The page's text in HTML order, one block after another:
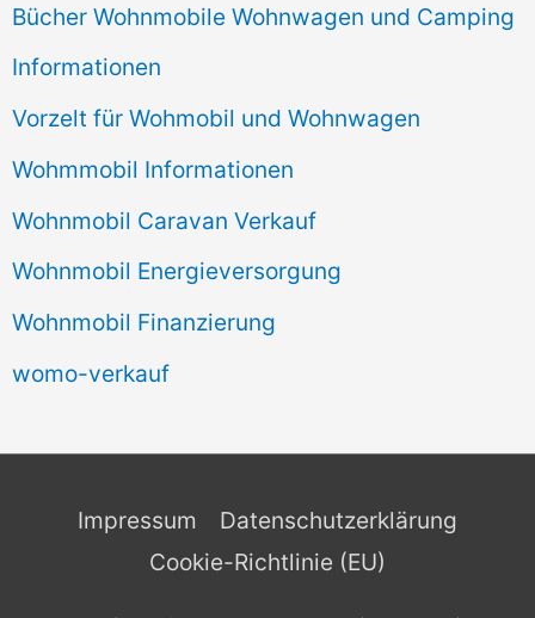
Bücher Wohnmobile Wohnwagen und Camping
Informationen
Vorzelt für Wohmobil und Wohnwagen
Wohmmobil Informationen
Wohnmobil Caravan Verkauf
Wohnmobil Energieversorgung
Wohnmobil Finanzierung
womo-verkauf
Impressum
Datenschutzerklärung
Cookie-Richtlinie (EU)